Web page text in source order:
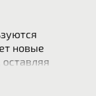
новые